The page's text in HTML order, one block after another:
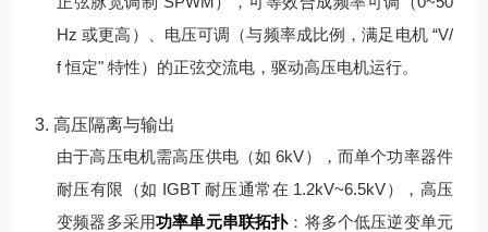
Hz 或更高）、电压可调（与频率成比例，满足电机 “V/
f 恒定" 特性）的正弦交流电，驱动高压电机运行。
3. 高压隔离与输出
由于高压电机需高压供电（如 6kV），而单个功率器件
耐压有限（如 IGBT 耐压通常在 1.2kV~6.5kV），高压
变频器多采用功率单元串联拓扑：将多个低压逆变单元